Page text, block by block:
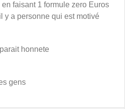
faisant 1 formule zero Euros
y a personne qui est motivé
honnete
gens